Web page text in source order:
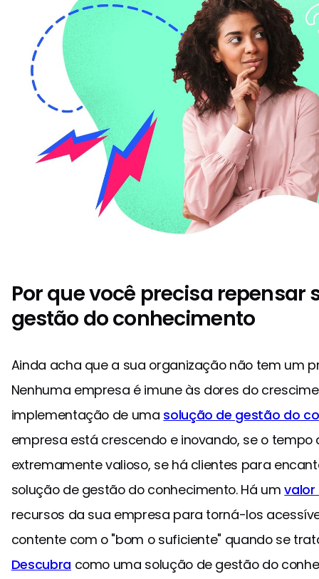
Por que você precisa repensar
gestão do conhecimento
Ainda acha que a sua organização não tem um
Nenhuma empresa é imune às dores do
implementação de uma solução de gestão do
empresa está crescendo e inovando, se o tempo
extremamente valioso, se há clientes para
solução de gestão do conhecimento. Há umvalor
recursos da sua empresa para torná-los
contente com o "bom o suficiente" quando se
Descubra como uma solução de gestão do